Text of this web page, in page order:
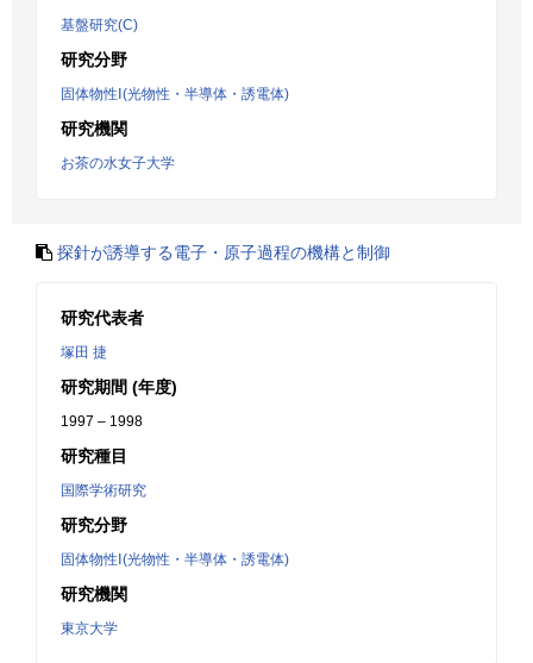
基盤研究(C)
研究分野
固体物性Ⅰ(光物性・半導体・誘電体)
研究機関
お茶の水女子大学
探針が誘導する電子・原子過程の機構と制御
研究代表者
塚田 捷
研究期間 (年度)
1997 – 1998
研究種目
国際学術研究
研究分野
固体物性Ⅰ(光物性・半導体・誘電体)
研究機関
東京大学